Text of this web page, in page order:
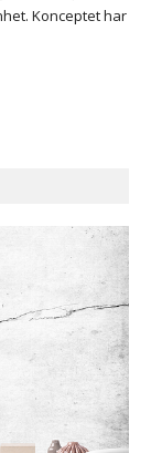
Konceptet har